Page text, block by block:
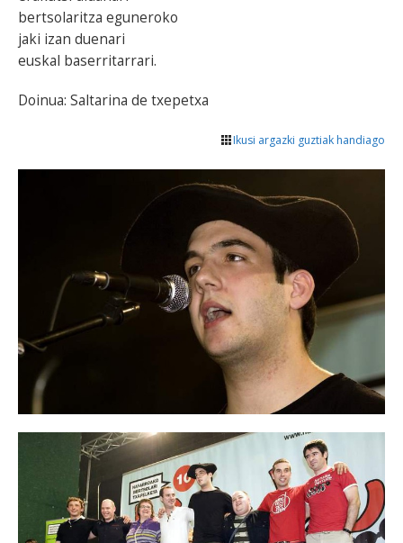
bertsolaritza eguneroko
jaki izan duenari
euskal baserritarrari.
Doinua: Saltarina de txepetxa
Ikusi argazki guztiak handiago